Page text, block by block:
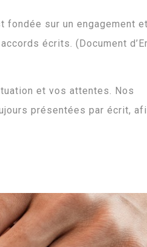
sur un engagement
écrits. (Document
et vos attentes. Nos
présentées par écrit,